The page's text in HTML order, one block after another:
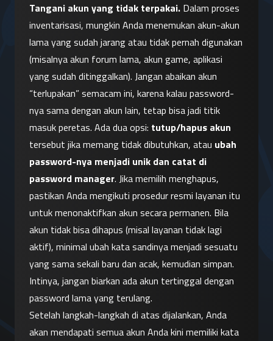
Tangani akun yang tidak terpakai. Dalam proses
inventarisasi, mungkin Anda menemukan akun-akun
lama yang sudah jarang atau tidak pernah digunakan
(misalnya akun forum lama, akun game, aplikasi
yang sudah ditinggalkan). Jangan abaikan akun
“terlupakan” semacam ini, karena kalau password-
nya sama dengan akun lain, tetap bisa jadi titik
masuk peretas. Ada dua opsi: tutup/hapus akun
tersebut jika memang tidak dibutuhkan, atau ubah
password-nya menjadi unik dan catat di
password manager. Jika memilih menghapus,
pastikan Anda mengikuti prosedur resmi layanan itu
untuk menonaktifkan akun secara permanen. Bila
akun tidak bisa dihapus (misal layanan tidak lagi
aktif), minimal ubah kata sandinya menjadi sesuatu
yang sama sekali baru dan acak, kemudian simpan.
Intinya, jangan biarkan ada akun tertinggal dengan
password lama yang terulang.
Setelah langkah-langkah di atas dijalankan, Anda
akan mendapati semua akun Anda kini memiliki kata